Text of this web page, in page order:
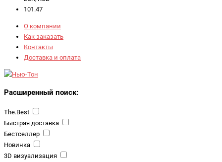
101.47
О компании
Как заказать
Контакты
Доставка и оплата
Расширенный поиск:
The.Best
Быстрая доставка
Бестселлер
Новинка
3D визуализация